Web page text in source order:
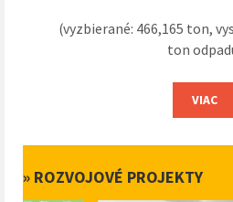
(vyzbierané: 466,165 ton,
ton
VIAC
» ROZVOJOVÉ PROJEKTY